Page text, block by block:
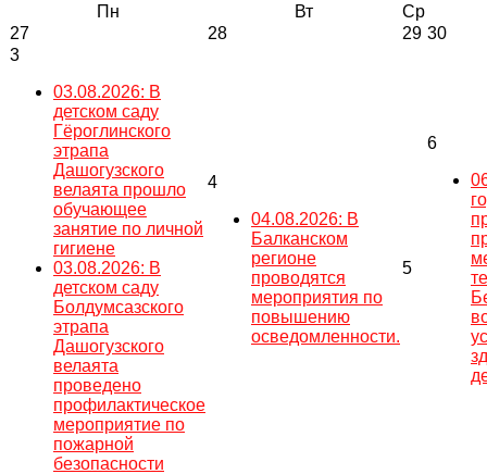
Пн
Вт
Ср
27
28 29 30
3
03.08.2026: В
детском саду
Гёроглинского
этрапа
Дашогузского
велаята прошло
обучающее
занятие по личной
гигиене
03.08.2026: В
детском саду
Болдумсазского
этрапа
Дашогузского
велаята
проведено
профилактическое
мероприятие по
пожарной
безопасности
4
04.08.2026: В
Балканском
регионе
проводятся
мероприятия по
повышению
осведомленности.
5
6